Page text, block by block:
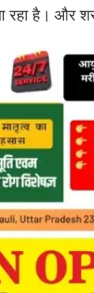
है। और